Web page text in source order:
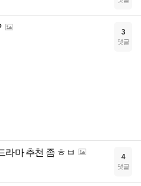
3
댓글
라마 추천 좀 ㅎㅂ 4
댓글